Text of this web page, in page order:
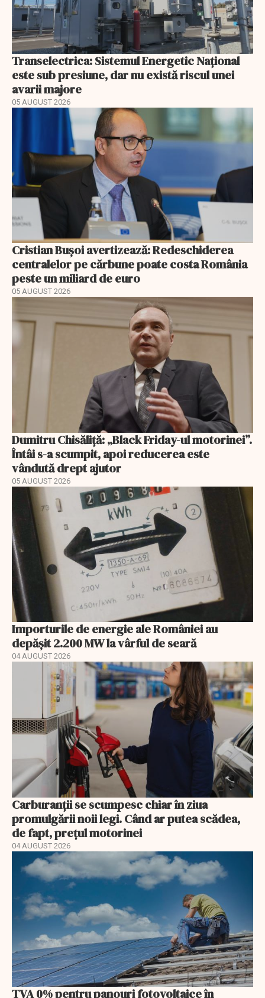
Transelectrica: Sistemul Energetic Național
este sub presiune, dar nu există riscul unei
avarii majore
05 AUGUST 2026
Cristian Bușoi avertizează: Redeschiderea
centralelor pe cărbune poate costa România
peste un miliard de euro
05 AUGUST 2026
Dumitru Chisăliță: „Black Friday-ul motorinei”.
Întâi s-a scumpit, apoi reducerea este
vândută drept ajutor
05 AUGUST 2026
Importurile de energie ale României au
depășit 2.200 MW la vârful de seară
04 AUGUST 2026
Carburanții se scumpesc chiar în ziua
promulgării noii legi. Când ar putea scădea,
de fapt, prețul motorinei
04 AUGUST 2026
TVA 0% pentru panouri fotovoltaice în